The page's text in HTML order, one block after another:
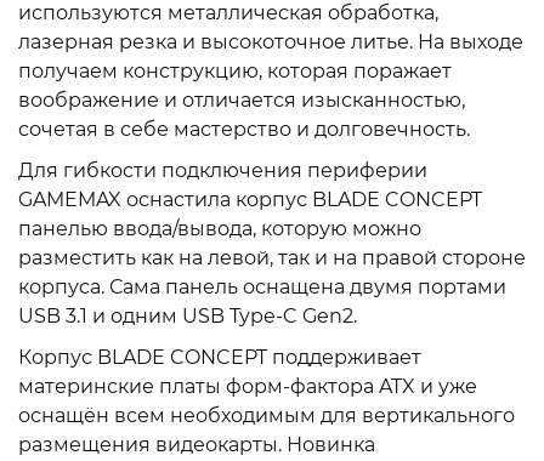
используются металлическая обработка,
лазерная резка и высокоточное литье. На выходе
получаем конструкцию, которая поражает
воображение и отличается изысканностью,
сочетая в себе мастерство и долговечность.
Для гибкости подключения периферии
GAMEMAX оснастила корпус BLADE CONCEPT
панелью ввода/вывода, которую можно
разместить как на левой, так и на правой стороне
корпуса. Сама панель оснащена двумя портами
USB 3.1 и одним USB Type-C Gen2.
Корпус BLADE CONCEPT поддерживает
материнские платы форм-фактора ATX и уже
оснащён всем необходимым для вертикального
размещения видеокарты. Новинка